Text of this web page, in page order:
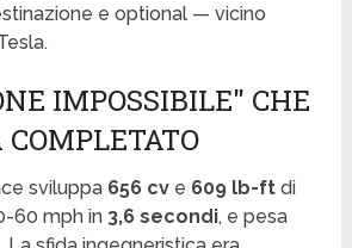
e optional — vicino
IMPOSSIBILE" CHE
sviluppa 656 cv e 609 lb-ft di
60 mph in 3,6 secondi, e pesa